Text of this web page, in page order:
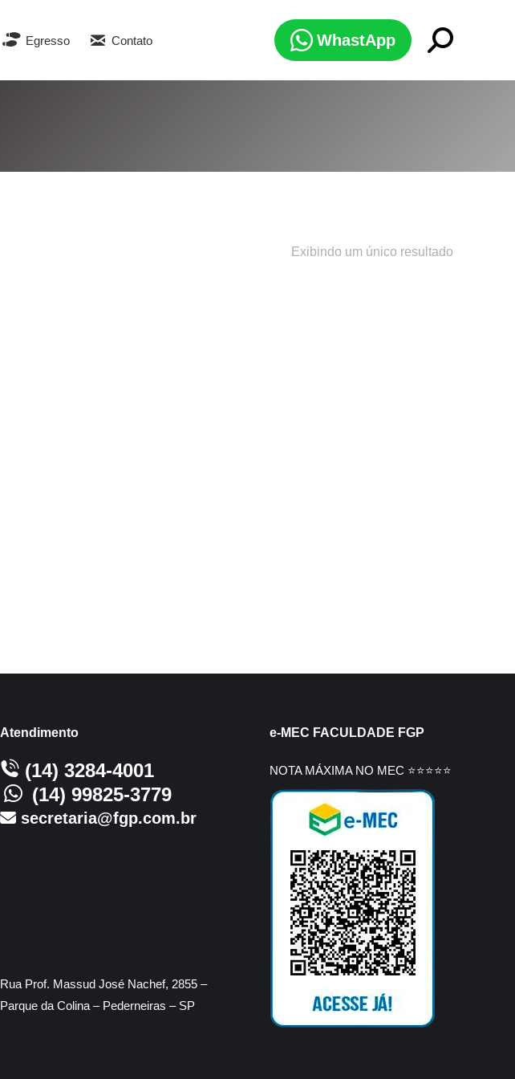
Egresso Contato WhastApp Search:
Exibindo um único resultado
Atendimento
(14) 3284-4001
(14) 99825-3779
secretaria@fgp.com.br
Rua Prof. Massud José Nachef, 2855 –
Parque da Colina – Pederneiras – SP
e-MEC FACULDADE FGP
NOTA MÁXIMA NO MEC ⭐⭐⭐⭐⭐